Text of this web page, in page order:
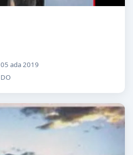
05 ada 2019
DO